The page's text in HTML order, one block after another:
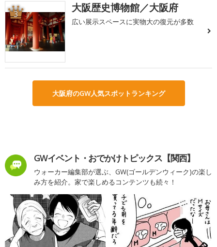
3 大阪歴史博物館／大阪府
広い展示スペースに実物大の復元が多数
大阪府のGW人気スポットランキング
GWイベント・おでかけトピックス【関西】
ウォーカー編集部が選ぶ、GW(ゴールデンウィーク)の楽し
み方を紹介。家で楽しめるコンテンツも続々！